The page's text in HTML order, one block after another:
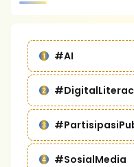
#AI
#SosialMedia